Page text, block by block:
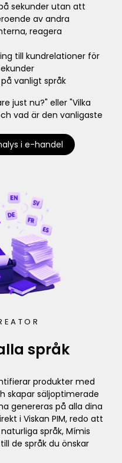
sekunder utan att
av andra
reagera
till kundrelationer för
vanligt språk
just nu?" eller "Vilka
vad är den vanligaste
i e-handel
språk
produkter med
skapar säljoptimerade
genereras på alla dina
i Viskan PIM, redo att
språk, Mímis
de språk du önskar